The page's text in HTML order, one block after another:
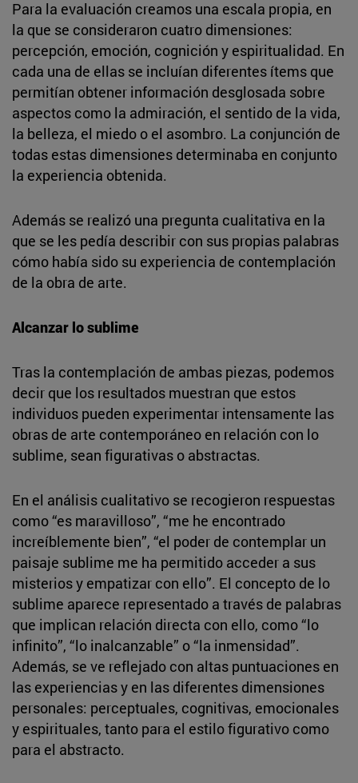
Para la evaluación creamos una escala propia, en
la que se consideraron cuatro dimensiones:
percepción, emoción, cognición y espiritualidad. En
cada una de ellas se incluían diferentes ítems que
permitían obtener información desglosada sobre
aspectos como la admiración, el sentido de la vida,
la belleza, el miedo o el asombro. La conjunción de
todas estas dimensiones determinaba en conjunto
la experiencia obtenida.
Además se realizó una pregunta cualitativa en la
que se les pedía describir con sus propias palabras
cómo había sido su experiencia de contemplación
de la obra de arte.
Alcanzar lo sublime
Tras la contemplación de ambas piezas, podemos
decir que los resultados muestran que estos
individuos pueden experimentar intensamente las
obras de arte contemporáneo en relación con lo
sublime, sean figurativas o abstractas.
En el análisis cualitativo se recogieron respuestas
como “es maravilloso”, “me he encontrado
increíblemente bien”, “el poder de contemplar un
paisaje sublime me ha permitido acceder a sus
misterios y empatizar con ello”. El concepto de lo
sublime aparece representado a través de palabras
que implican relación directa con ello, como “lo
infinito”, “lo inalcanzable” o “la inmensidad”.
Además, se ve reflejado con altas puntuaciones en
las experiencias y en las diferentes dimensiones
personales: perceptuales, cognitivas, emocionales
y espirituales, tanto para el estilo figurativo como
para el abstracto.